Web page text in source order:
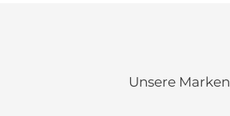
Unsere Marken